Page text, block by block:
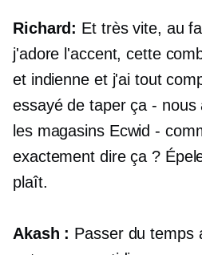
Richard: Et très vite, au
j'adore l'accent, cette
et indienne et j'ai tout
essayé de taper ça - nous
les magasins Ecwid -
exactement dire ça ?
plaît.
Akash : Passer du temps